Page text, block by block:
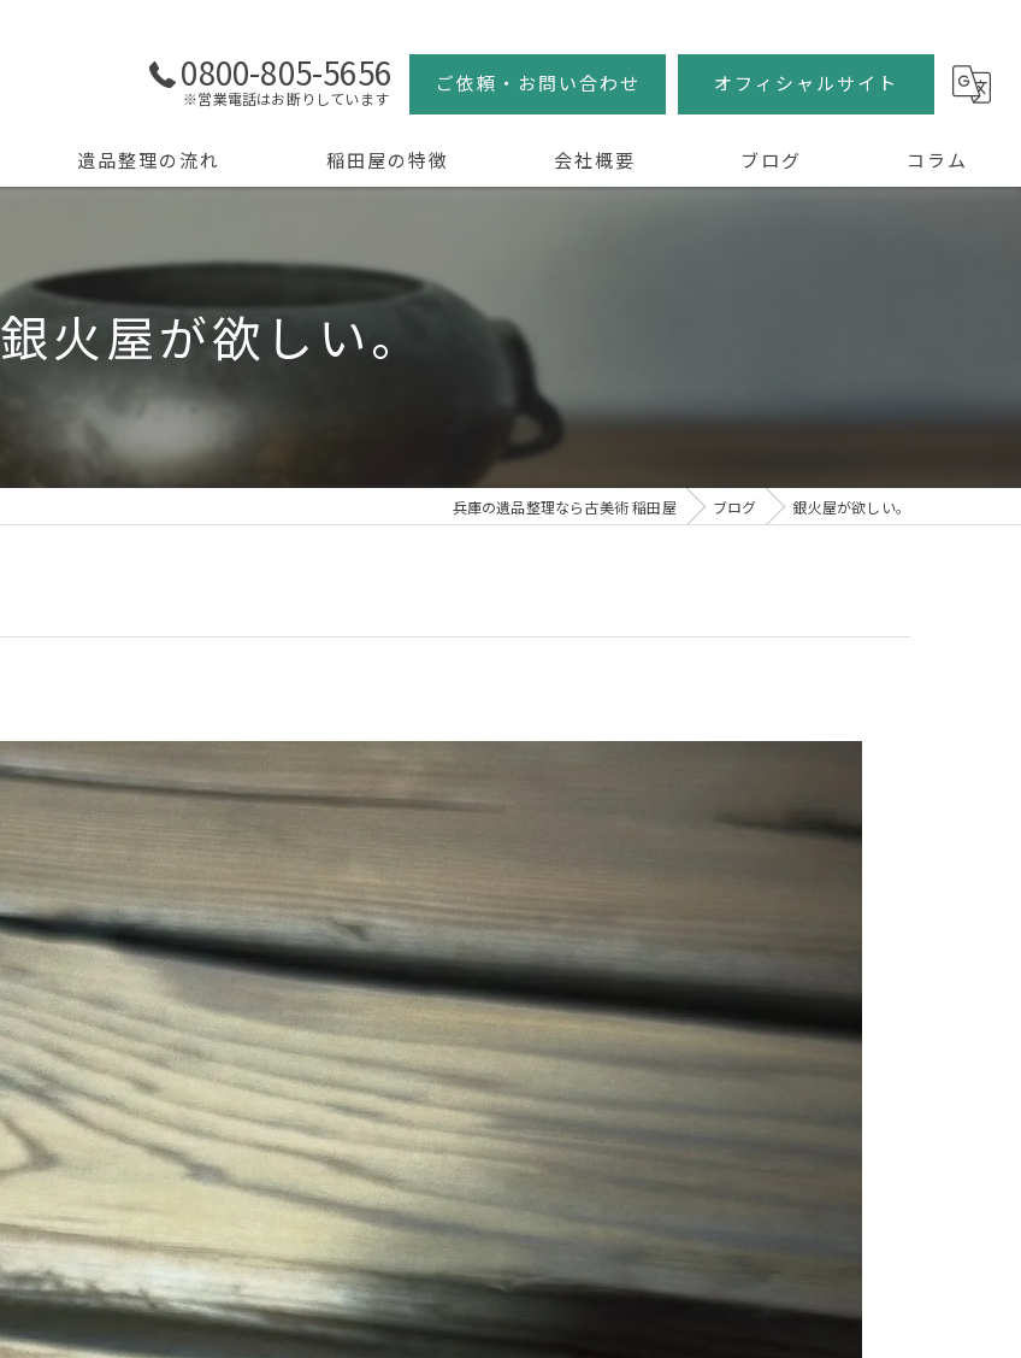
0800-805-5656
※営業電話はお断りしています
ご依頼・お問い合わせ オフィシャルサイト
遺品整理の流れ 稲田屋の特徴
骨董品
会社概要 ブログ コラム
銀火屋が欲しい。
兵庫の遺品整理なら古美術 稲田屋 ブログ 銀火屋が欲しい。